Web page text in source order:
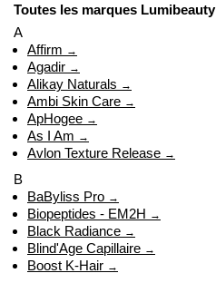
Toutes les marques Lumibeauty
A
Affirm →
Agadir →
Alikay Naturals →
Ambi Skin Care →
ApHogee →
As I Am →
Avlon Texture Release →
B
BaByliss Pro →
Biopeptides - EM2H →
Black Radiance →
Blind'Age Capillaire →
Boost K-Hair →